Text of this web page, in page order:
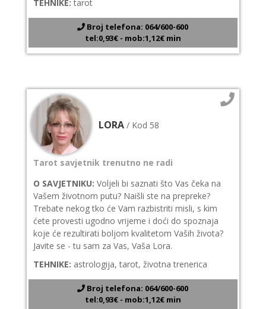
TEHNIKE: tarot
Broj telefona: 064/600-600
tel:0,93€ - mob:1,12€ min
LORA / Kod 58
Tarot savjetnik trenutno ne radi
O SAVJETNIKU: Voljeli bi saznati što Vas čeka na
Vašem životnom putu? Naišli ste na prepreke?
Trebate nekog tko će Vam razbistriti misli, s kim
ćete provesti ugodno vrijeme i doći do spoznaja
koje će rezultirati boljom kvalitetom Vaših života?
Javite se - tu sam za Vas, Vaša Lora.
TEHNIKE: astrologija, tarot, životna trenerica
Broj telefona: 064/600-600
tel:0,93€ - mob:1,12€ min